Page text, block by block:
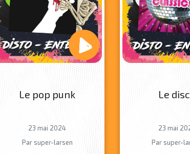
Le pop punk
23 mai 2024
Par super-larsen
Le
23 mai
Par super-